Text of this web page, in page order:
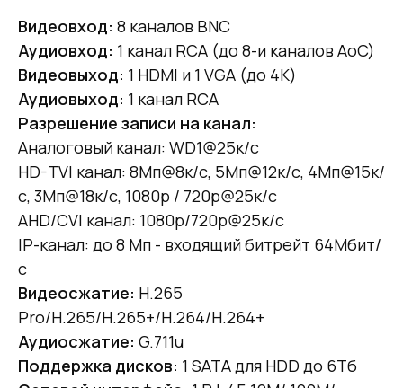
Видеовход: 8 каналов BNC
Аудиовход: 1 канал RCA (до 8-и каналов AoC)
Видеовыход: 1 HDMI и 1 VGA (до 4К)
Аудиовыход: 1 канал RCA
Разрешение записи на канал:
Аналоговый канал: WD1@25к/с
HD-TVI канал: 8Мп@8к/с, 5Мп@12к/с, 4Мп@15к/
с, 3Мп@18к/с, 1080p / 720p@25к/с
AHD/CVI канал: 1080p/720p@25к/с
IP-канал: до 8 Мп - входящий битрейт 64Мбит/
с
Видеосжатие: H.265
Pro/H.265/H.265+/H.264/H.264+
Аудиосжатие: G.711u
Поддержка дисков: 1 SATA для HDD до 6Тб